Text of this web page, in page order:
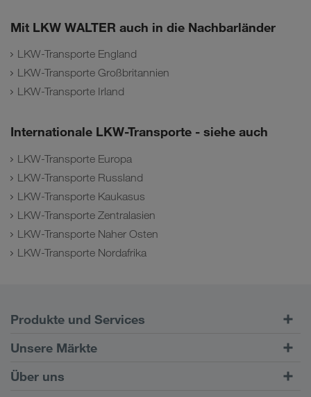
Mit LKW WALTER auch in die Nachbarländer
LKW-Transporte England
LKW-Transporte Großbritannien
LKW-Transporte Irland
Internationale LKW-Transporte - siehe auch
LKW-Transporte Europa
LKW-Transporte Russland
LKW-Transporte Kaukasus
LKW-Transporte Zentralasien
LKW-Transporte Naher Osten
LKW-Transporte Nordafrika
Produkte und Services
Straßentransporte
Kundenportal CONNECT
Unsere Märkte
Europa
Über uns